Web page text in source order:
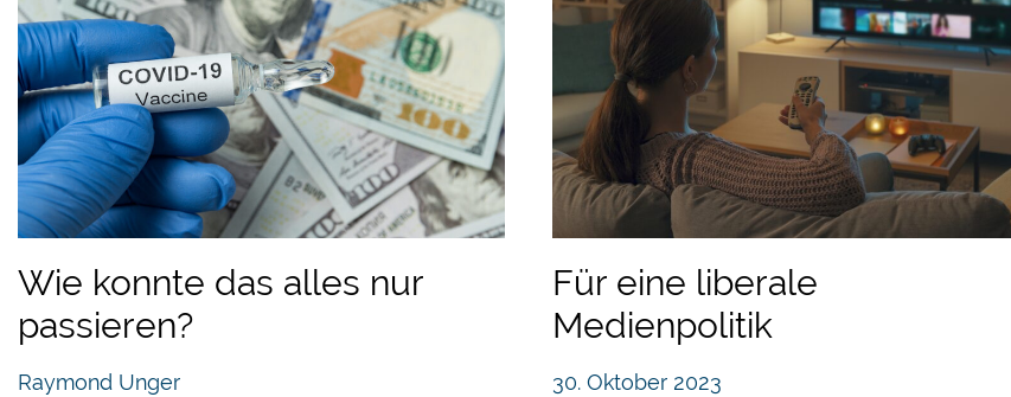
Wie konnte das alles nur
passieren?
Raymond Unger
Für eine liberale
Medienpolitik
30. Oktober 2023